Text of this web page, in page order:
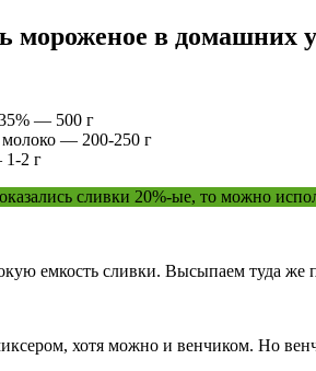
мороженое в домашних
— 500 г
— 200-250 г
2 г
сливки 20%-ые, то можно
емкость сливки. Высыпаем туда же
хотя можно и венчиком. Но